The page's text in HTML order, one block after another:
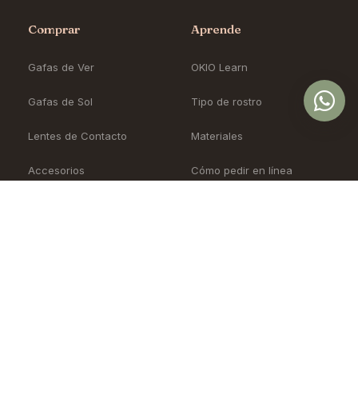
Comprar
Gafas de Ver
Gafas de Sol
Lentes de Contacto
Accesorios
Aprende
OKIO Learn
Tipo de rostro
Materiales
Cómo pedir en línea